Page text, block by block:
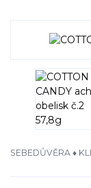
SEBEDŮVĚRA ♦